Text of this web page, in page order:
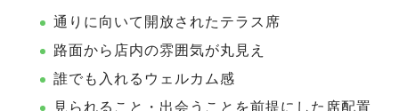
通りに向いて開放されたテラス席
路面から店内の雰囲気が丸見え
誰でも入れるウェルカム感
見られること・出会うことを前提にした席配置